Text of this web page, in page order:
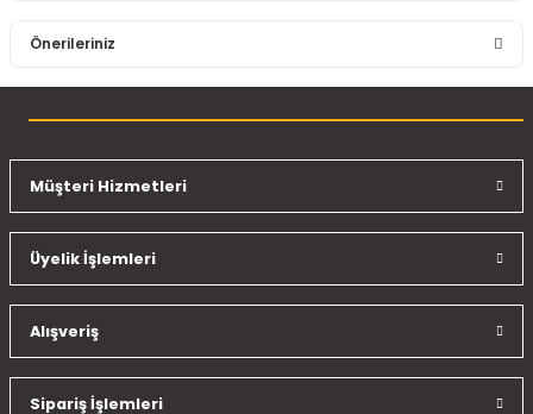
Önerileriniz
konularda yetersiz gördüğünüz noktaları öneri formunu
Ürün resmi kalitesiz, bozuk veya görüntülenemiyor.
Ürün açıklamasında eksik bilgiler bulunuyor.
Ürün fiyatı diğer sitelerden daha pahalı.
Bu ürüne benzer farklı alternatifler olmalı.
Müşteri Hizmetleri
Üyelik İşlemleri
Alışveriş
Sipariş İşlemleri